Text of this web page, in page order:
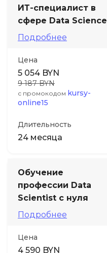
ИТ-специалист в
сфере Data Science
Подробнее
Цена
5 054 BYN
9 187 BYN
с промокодом kursy-
online15
Длительность
24 месяца
Обучение
профессии Data
Scientist с нуля
Подробнее
Цена
4 590 BYN